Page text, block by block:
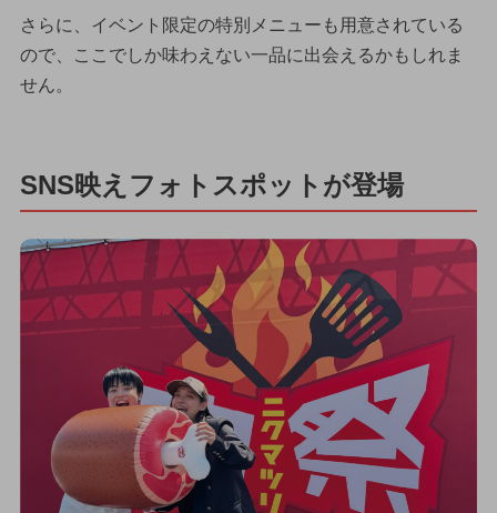
さらに、イベント限定の特別メニューも用意されている
ので、ここでしか味わえない一品に出会えるかもしれま
せん。
SNS映えフォトスポットが登場